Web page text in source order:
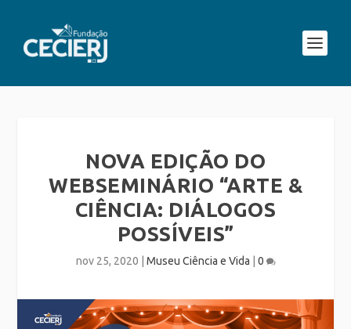
NOVA EDIÇÃO DO
WEBSEMINÁRIO “ARTE &
CIÊNCIA: DIÁLOGOS
POSSÍVEIS”
nov 25, 2020 Museu Ciência e Vida 0